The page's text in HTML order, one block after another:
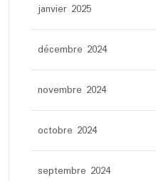
janvier 2025
décembre 2024
novembre 2024
octobre 2024
septembre 2024